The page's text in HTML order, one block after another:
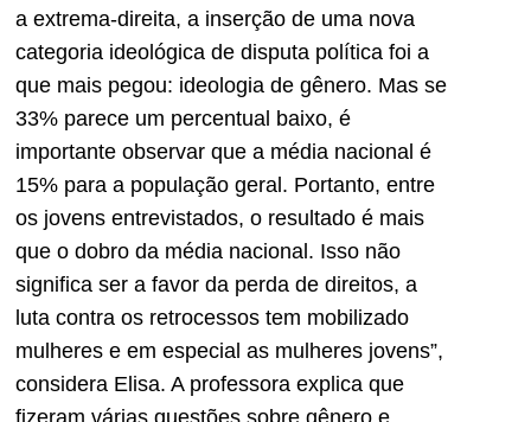
a extrema-direita, a inserção de uma nova
categoria ideológica de disputa política foi a
que mais pegou: ideologia de gênero. Mas se
33% parece um percentual baixo, é
importante observar que a média nacional é
15% para a população geral. Portanto, entre
os jovens entrevistados, o resultado é mais
que o dobro da média nacional. Isso não
significa ser a favor da perda de direitos, a
luta contra os retrocessos tem mobilizado
mulheres e em especial as mulheres jovens”,
considera Elisa. A professora explica que